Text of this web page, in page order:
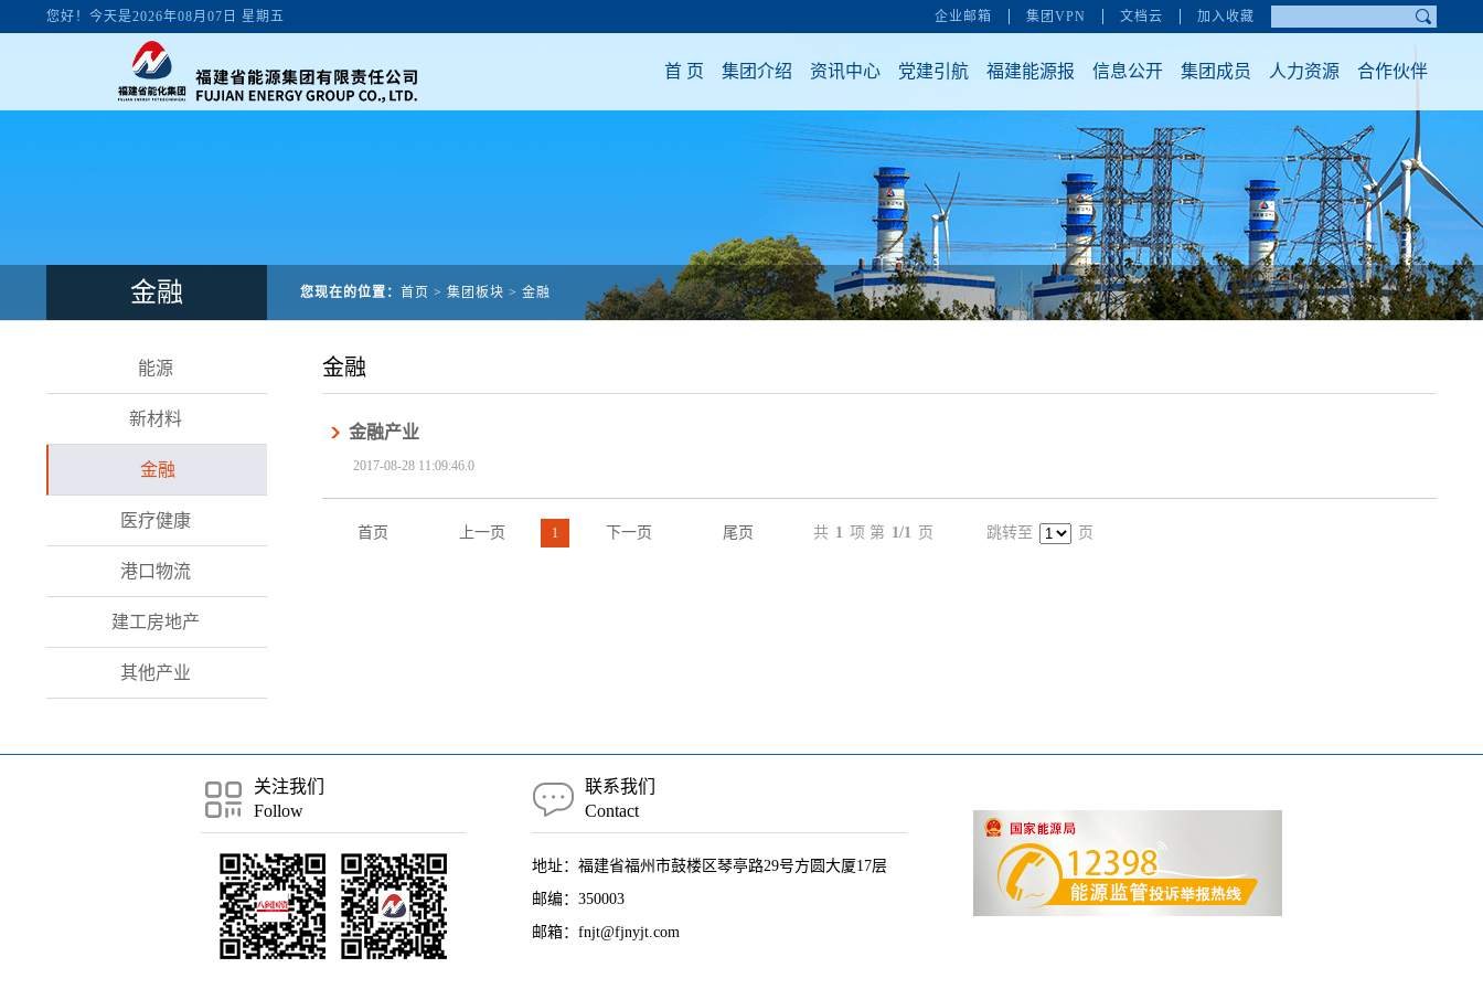
金融 您现在的位置： 首页 > 集团板块 > 金融
能源
新材料
金融
医疗健康
港口物流
建工房地产
其他产业
金融
金融产业
2017-08-28 11:09:46.0
首页 上一页 1 下一页 尾页 共 1 项 第 1/1 页 跳转至 页
关注我们
Follow
联系我们
Contact
地址：福建省福州市鼓楼区琴亭路29号方圆大厦17层
邮编：350003
邮箱：fnjt@fjnyjt.com